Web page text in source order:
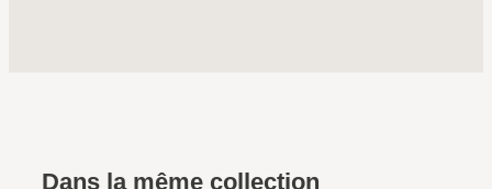
Dans la même collection